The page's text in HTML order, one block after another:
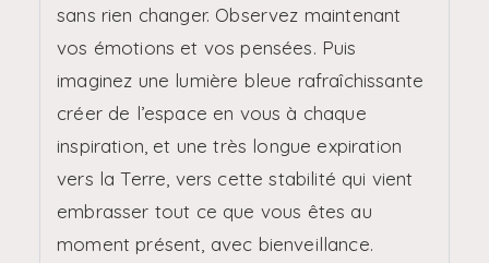
sans rien changer. Observez maintenant
vos émotions et vos pensées. Puis
imaginez une lumière bleue rafraîchissante
créer de l’espace en vous à chaque
inspiration, et une très longue expiration
vers la Terre, vers cette stabilité qui vient
embrasser tout ce que vous êtes au
moment présent, avec bienveillance.